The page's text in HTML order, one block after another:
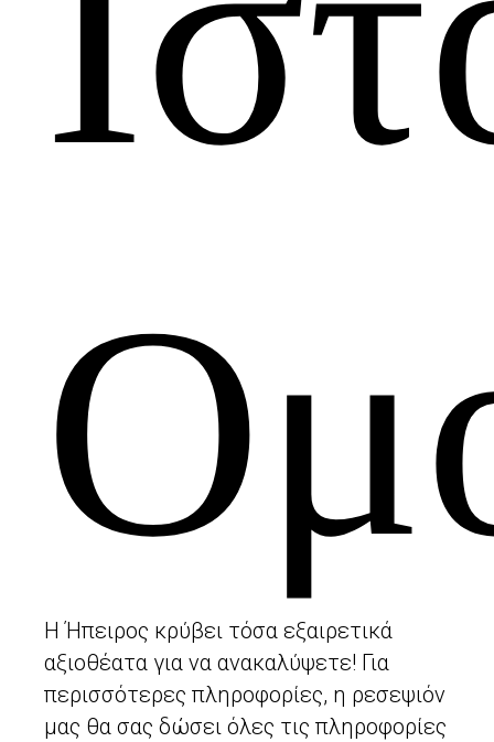
Η Ήπειρος κρύβει τόσα εξαιρετικά
αξιοθέατα για να ανακαλύψετε! Για
περισσότερες πληροφορίες, η ρεσεψιόν
μας θα σας δώσει όλες τις πληροφορίες